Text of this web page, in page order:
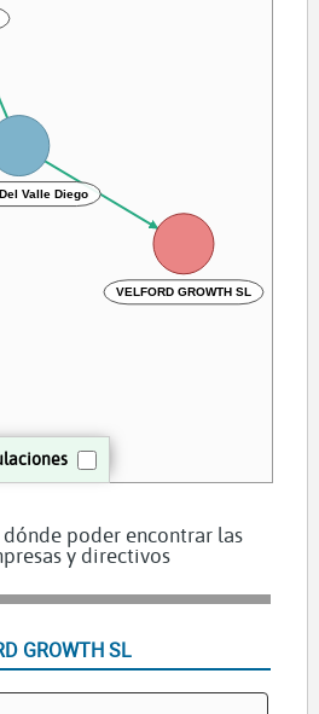
VELFORD GROWTH SL
Valle Diego
poder encontrar las
y directivos
GROWTH SL